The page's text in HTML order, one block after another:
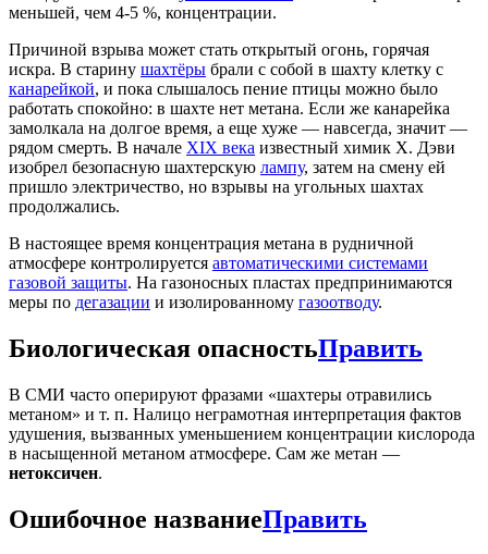
меньшей, чем 4-5 %, концентрации.
Причиной взрыва может стать открытый огонь, горячая
искра. В старину шахтёры брали с собой в шахту клетку с
канарейкой, и пока слышалось пение птицы можно было
работать спокойно: в шахте нет метана. Если же канарейка
замолкала на долгое время, а еще хуже — навсегда, значит —
рядом смерть. В начале XIX века известный химик Х. Дэви
изобрел безопасную шахтерскую лампу, затем на смену ей
пришло электричество, но взрывы на угольных шахтах
продолжались.
В настоящее время концентрация метана в рудничной
атмосфере контролируется автоматическими системами
газовой защиты. На газоносных пластах предпринимаются
меры по дегазации и изолированному газоотводу.
Биологическая опасностьПравить
В СМИ часто оперируют фразами «шахтеры отравились
метаном» и т. п. Налицо неграмотная интерпретация фактов
удушения, вызванных уменьшением концентрации кислорода
в насыщенной метаном атмосфере. Сам же метан —
нетоксичен.
Ошибочное названиеПравить